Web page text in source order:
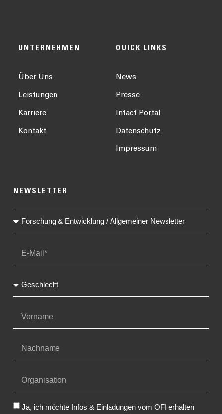
UNTERNEHMEN
Über Uns
Leistungen
Karriere
Kontakt
QUICK LINKS
News
Presse
Intact Portal
Datenschutz
Impressum
NEWSLETTER
Ja, ich möchte Infos & Einladungen vom OFI erhalten